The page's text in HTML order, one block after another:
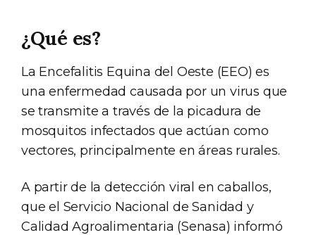
¿Qué es?
La Encefalitis Equina del Oeste (EEO) es
una enfermedad causada por un virus que
se transmite a través de la picadura de
mosquitos infectados que actúan como
vectores, principalmente en áreas rurales.
A partir de la detección viral en caballos,
que el Servicio Nacional de Sanidad y
Calidad Agroalimentaria (Senasa) informó